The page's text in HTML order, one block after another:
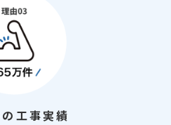
工事実績